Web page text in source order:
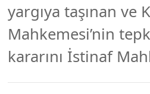
yargıya taşınan ve
Mahkemesi’nin
kararını İstinaf